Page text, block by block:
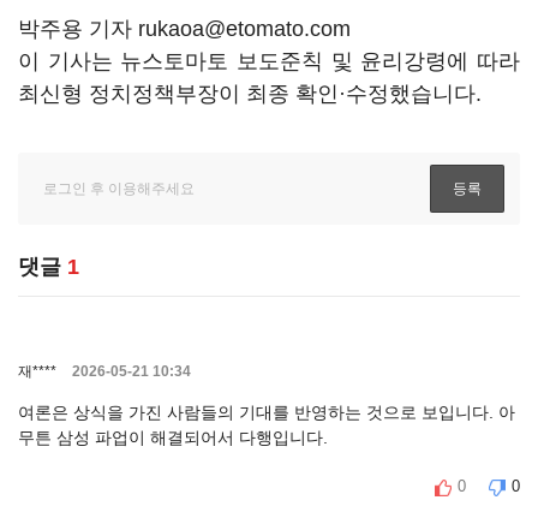
박주용 기자 rukaoa@etomato.com
이 기사는 뉴스토마토 보도준칙 및 윤리강령에 따라
최신형 정치정책부장이 최종 확인·수정했습니다.
댓글 1
재**** 2026-05-21 10:34
여론은 상식을 가진 사람들의 기대를 반영하는 것으로 보입니다. 아
무튼 삼성 파업이 해결되어서 다행입니다.
0 0